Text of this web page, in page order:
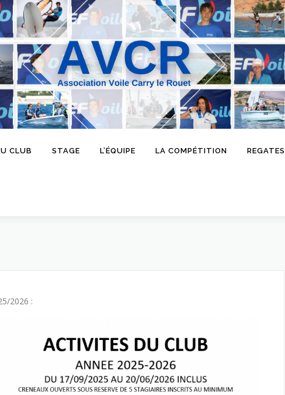
CLUB STAGE L’ÉQUIPE LA COMPÉTITION REGATES
2026 :